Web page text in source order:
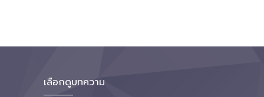
เลือกดูบทความ